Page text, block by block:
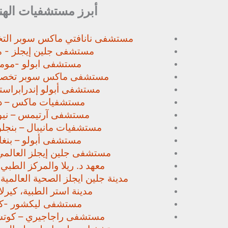
أبرز مستشفيات
مستشفى نانافتي ماكس سوبر
مستشفى جلين إيجلز -
مستشفى ابولو -
مستشفى ماكس سوبر
مستشفى أبولو
مستشفيات ماكس –
مستشفى آرتيمس –
مستشفيات مانيبال –
مستشفى أبولو –
مستشفى جلين إيجلز
معهد د. ريلا والمركز
مدينة جلين ايجلز الصحية
مدينة استر الطبية،
مستشفى ليكشور -
مستشفى راجاجيري –